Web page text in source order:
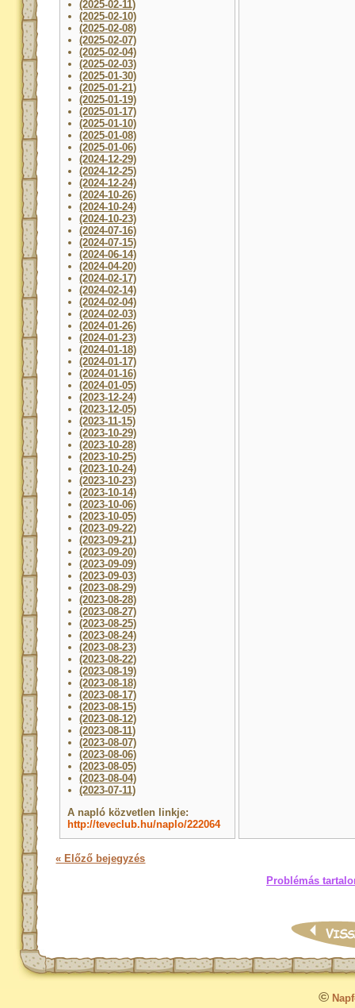
(2025-02-11)
(2025-02-10)
(2025-02-08)
(2025-02-07)
(2025-02-04)
(2025-02-03)
(2025-01-30)
(2025-01-21)
(2025-01-19)
(2025-01-17)
(2025-01-10)
(2025-01-08)
(2025-01-06)
(2024-12-29)
(2024-12-25)
(2024-12-24)
(2024-10-26)
(2024-10-24)
(2024-10-23)
(2024-07-16)
(2024-07-15)
(2024-06-14)
(2024-04-20)
(2024-02-17)
(2024-02-14)
(2024-02-04)
(2024-02-03)
(2024-01-26)
(2024-01-23)
(2024-01-18)
(2024-01-17)
(2024-01-16)
(2024-01-05)
(2023-12-24)
(2023-12-05)
(2023-11-15)
(2023-10-29)
(2023-10-28)
(2023-10-25)
(2023-10-24)
(2023-10-23)
(2023-10-14)
(2023-10-06)
(2023-10-05)
(2023-09-22)
(2023-09-21)
(2023-09-20)
(2023-09-09)
(2023-09-03)
(2023-08-29)
(2023-08-28)
(2023-08-27)
(2023-08-25)
(2023-08-24)
(2023-08-23)
(2023-08-22)
(2023-08-19)
(2023-08-18)
(2023-08-17)
(2023-08-15)
(2023-08-12)
(2023-08-11)
(2023-08-07)
(2023-08-06)
(2023-08-05)
(2023-08-04)
(2023-07-11)
A napló közvetlen linkje:
http://teveclub.hu/naplo/222064
« Előző bejegyzés
Problémás
©